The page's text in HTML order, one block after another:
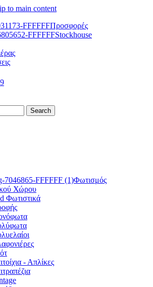
to main content
Προσφορές
Stockhouse
Search
Φωτισμός
Χώρου
Φωτιστικά
- Απλίκες